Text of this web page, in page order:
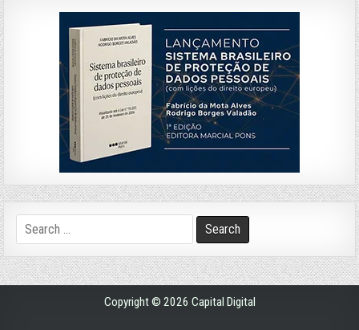
Search
for:
Copyright © 2026 Capital Digital